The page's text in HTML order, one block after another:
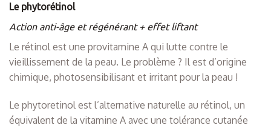
Le phytorétinol
Action anti-âge et régénérant + effet liftant
Le rétinol est une provitamine A qui lutte contre le
vieillissement de la peau. Le problème ? Il est d’origine
chimique, photosensibilisant et irritant pour la peau !
Le phytoretinol est l’alternative naturelle au rétinol, un
équivalent de la vitamine A avec une tolérance cutanée